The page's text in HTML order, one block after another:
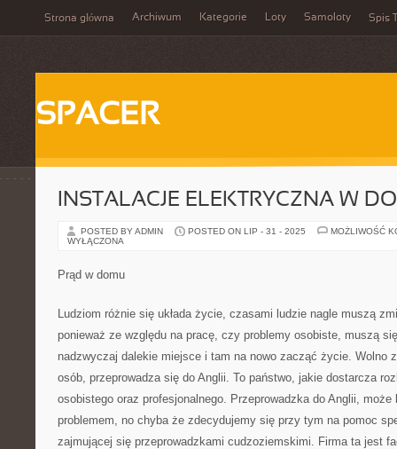
Strona główna Archiwum Kategorie Loty Samoloty Spis
SPACER
INSTALACJE ELEKTRYCZNA W
POSTED BY ADMIN POSTED ON LIP - 31 - 2025
MOŻLIWOŚĆ
WYŁĄCZONA
Prąd w domu
Ludziom różnie się układa życie, czasami ludzie nagle muszą
ponieważ ze względu na pracę, czy problemy osobiste, muszą
nadzwyczaj dalekie miejsce i tam na nowo zacząć życie. Wolno
osób, przeprowadza się do Anglii. To państwo, jakie dostarcza
osobistego oraz profesjonalnego. Przeprowadzka do Anglii, może
problemem, no chyba że zdecydujemy się przy tym na pomoc
zajmującej się przeprowadzkami cudzoziemskimi. Firma ta jest